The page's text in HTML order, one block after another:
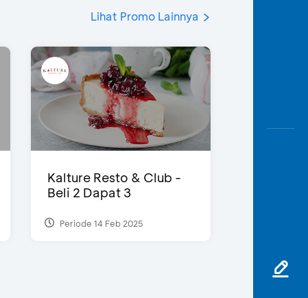
Lihat Promo Lainnya
Kalture Resto & Club -
Beli 2 Dapat 3
Periode 14 Feb 2025